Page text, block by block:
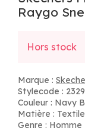
Raygo
Hors stock
Marque :
Stylecode :
Couleur : Navy
Matière :
Genre : Homme